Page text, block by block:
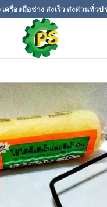
ครื่องมือช่าง ส่งเร็ว ส่งด่วนทั่วป